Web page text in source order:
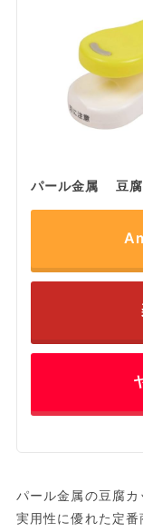
パール金属
パール金属の豆
実用性に優れた定